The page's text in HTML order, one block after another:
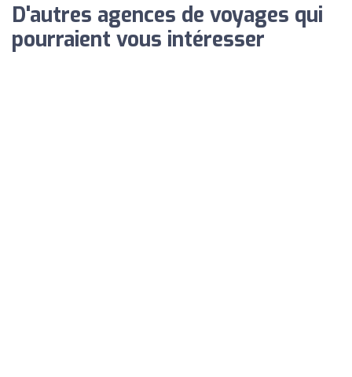
D'autres agences de voyages qui
pourraient vous intéresser